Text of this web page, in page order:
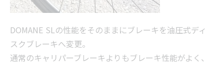
DOMANE SLの性能をそのままにブレーキを油圧式ディ
スクブレーキへ変更。
通常のキャリパーブレーキよりもブレーキ性能がよく、